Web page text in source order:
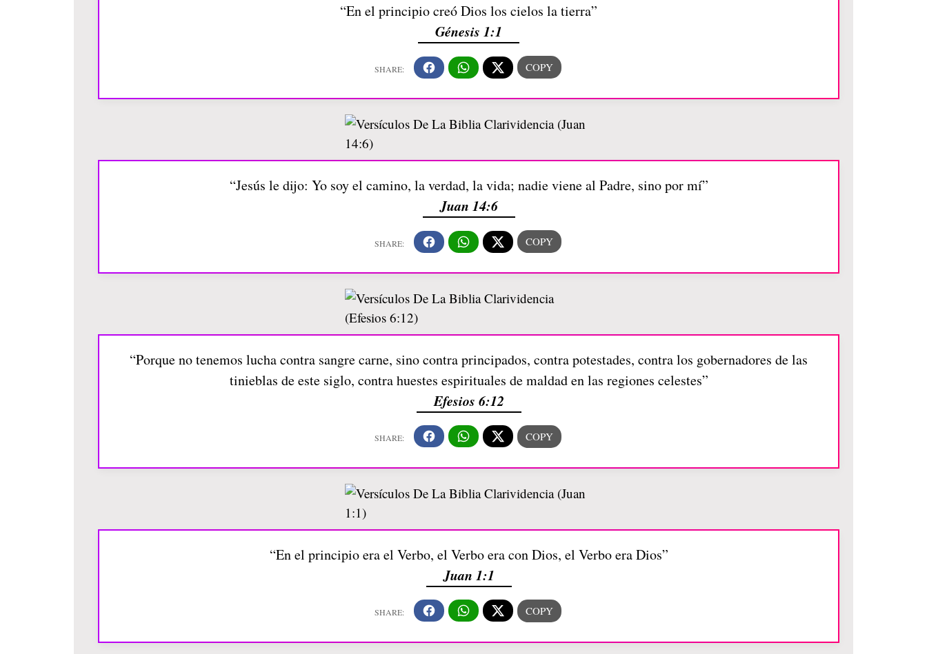
“En el principio creó Dios los cielos la tierra”
Génesis 1:1
“Jesús le dijo: Yo soy el camino, la verdad, la vida; nadie viene al Padre, sino por mí”
Juan 14:6
“Porque no tenemos lucha contra sangre carne, sino contra principados, contra potestades, contra los gobernadores de las
tinieblas de este siglo, contra huestes espirituales de maldad en las regiones celestes”
Efesios 6:12
“En el principio era el Verbo, el Verbo era con Dios, el Verbo era Dios”
Juan 1:1